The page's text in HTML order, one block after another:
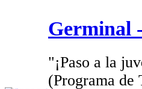
Germinal
"¡Paso a la
(Programa